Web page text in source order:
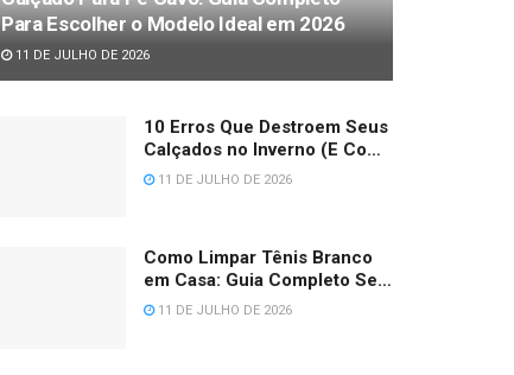
Para Escolher o Modelo Ideal em 2026
11 DE JULHO DE 2026
10 Erros Que Destroem Seus
Calçados no Inverno (E Como
Evitar Cada Um) 2026
11 DE JULHO DE 2026
Como Limpar Tênis Branco
em Casa: Guia Completo Sem
Amarelar (2026)
11 DE JULHO DE 2026